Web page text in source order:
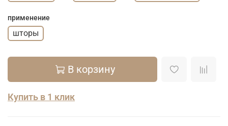
применение
шторы
В корзину
Купить в 1 клик